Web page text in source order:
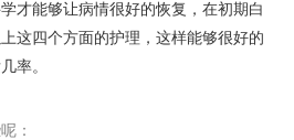
才能够让病情很好的恢复，在初期白
这四个方面的护理，这样能够很好的
率。
：